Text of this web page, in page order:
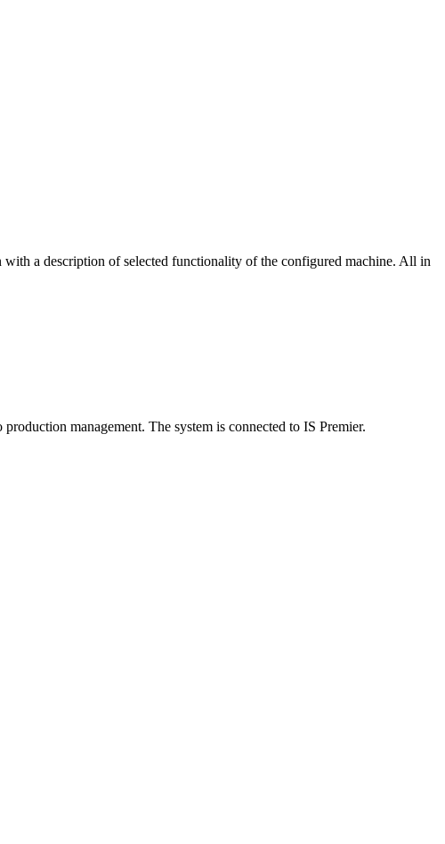
a description of selected functionality of the configured machine. All in
management. The system is connected to IS Premier.